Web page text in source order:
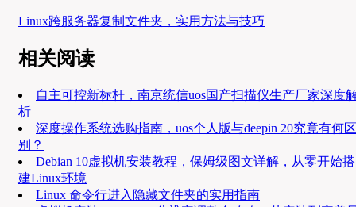
Linux跨服务器复制文件夹，实用方法与技巧
相关阅读
自主可控新标杆，南京统信uos国产扫描仪生产厂家深度
析
深度操作系统选购指南，uos个人版与deepin 20究竟有何区
别？
Debian 10虚拟机安装教程，保姆级图文详解，从零开始搭
建Linux环境
Linux 命令行进入隐藏文件夹的实用指南